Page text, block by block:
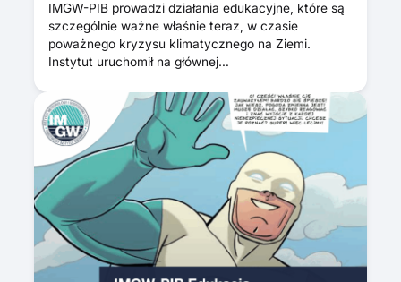
IMGW-PIB prowadzi działania edukacyjne, które są
szczególnie ważne właśnie teraz, w czasie
poważnego kryzysu klimatycznego na Ziemi.
Instytut uruchomił na głównej…